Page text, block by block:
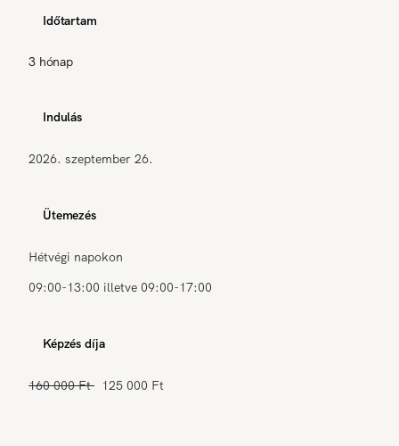
Időtartam
3 hónap
Indulás
2026. szeptember 26.
Ütemezés
Hétvégi napokon
09:00-13:00 illetve 09:00-17:00
Képzés díja
160 000 Ft 125 000 Ft